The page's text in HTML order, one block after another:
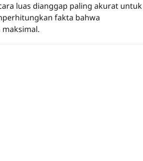
luas dianggap paling akurat untuk
fakta bahwa